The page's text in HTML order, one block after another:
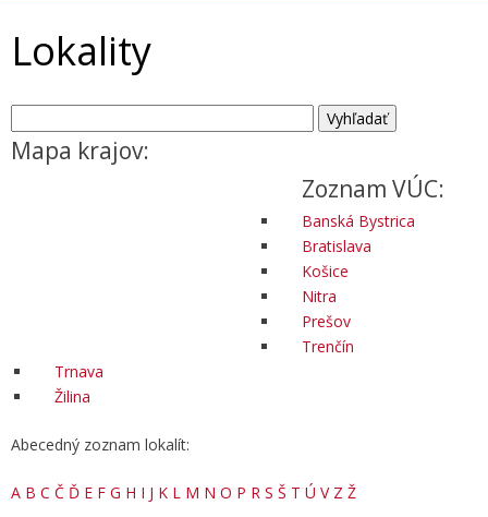
Lokality
Mapa krajov:
Zoznam VÚC:
Banská Bystrica
Bratislava
Košice
Nitra
Prešov
Trenčín
Trnava
Žilina
Abecedný zoznam lokalít:
A B C Č Ď E F G H I J K L M N O P R S Š T Ú V Z Ž